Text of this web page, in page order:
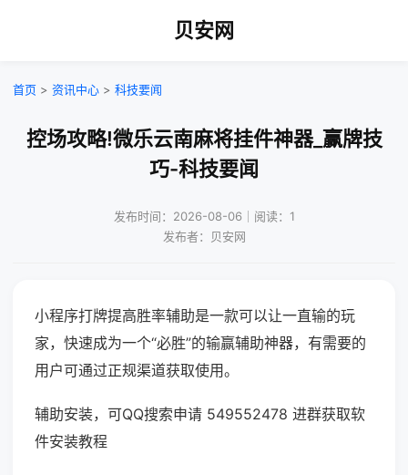
贝安网
首页 > 资讯中心 > 科技要闻
控场攻略!微乐云南麻将挂件神器_赢牌技
巧-科技要闻
发布时间：2026-08-06｜阅读：1
发布者：贝安网
小程序打牌提高胜率辅助是一款可以让一直输的玩
家，快速成为一个“必胜”的输赢辅助神器，有需要的
用户可通过正规渠道获取使用。
辅助安装，可QQ搜索申请 549552478 进群获取软
件安装教程